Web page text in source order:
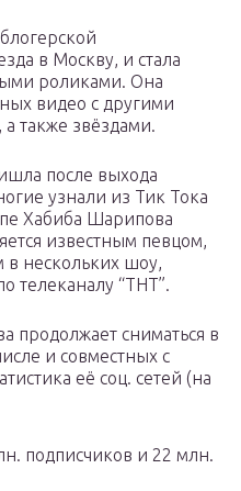
в Москву, и стала
роликами. Она
видео с другими
а также звёздами.
после выхода
узнали из Тик Тока
Хабиба Шарипова
известным певцом,
в нескольких шоу,
телеканалу “ТНТ”.
продолжает сниматься в
и совместных с
её соц. сетей (на
подписчиков и 22 млн.